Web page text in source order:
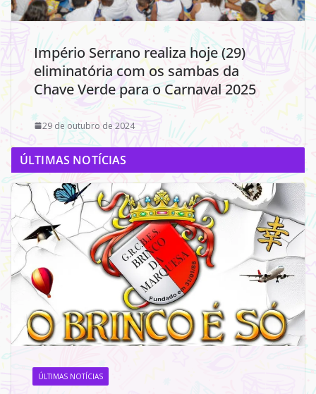
Império Serrano realiza hoje (29)
eliminatória com os sambas da
Chave Verde para o Carnaval 2025
29 de outubro de 2024
ÚLTIMAS NOTÍCIAS
ÚLTIMAS NOTÍCIAS